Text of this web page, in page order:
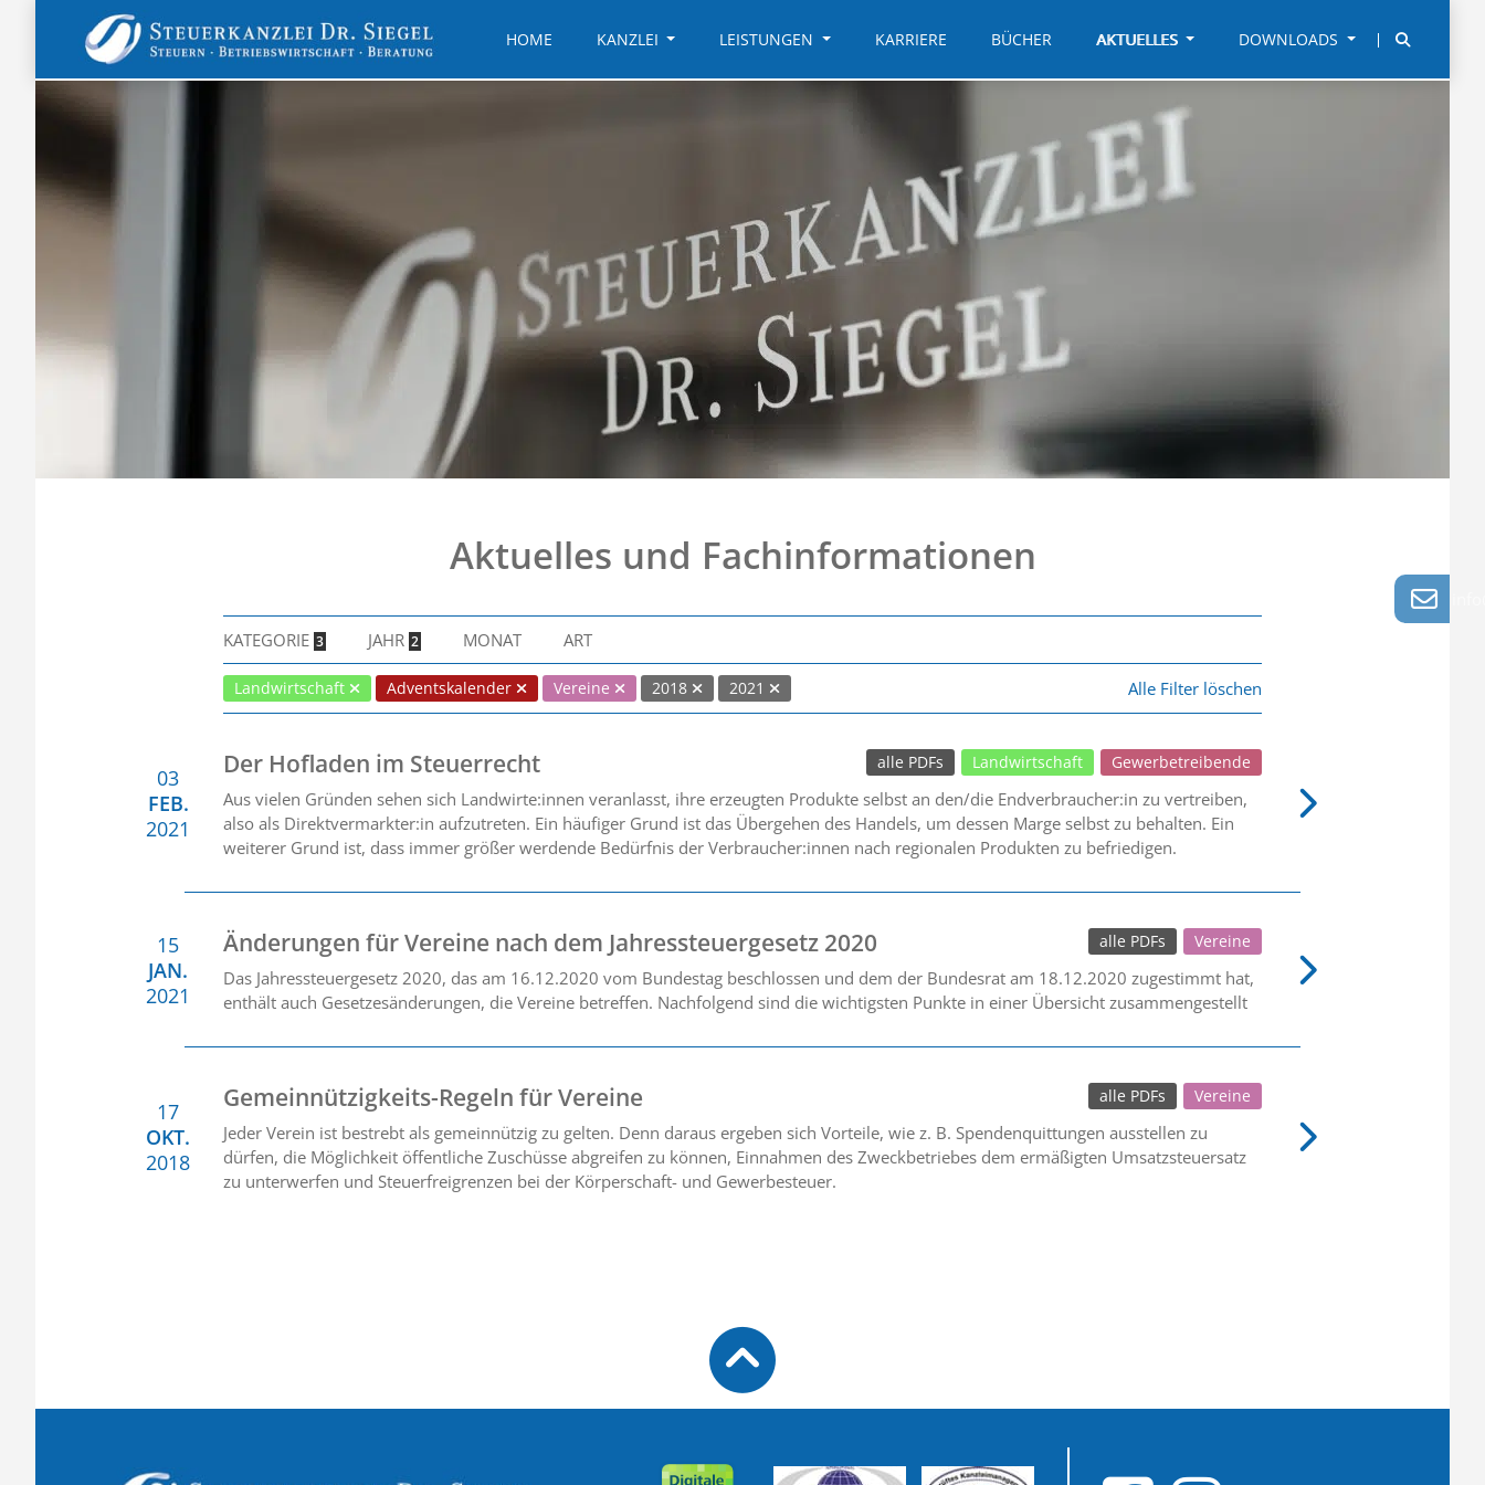
HOME KANZLEI LEISTUNGEN KARRIERE BÜCHER AKTUELLES DOWNLOADS
Aktuelles und Fachinformationen
KATEGORIE 3 JAHR 2 MONAT ART
Landwirtschaft Adventskalender Vereine 2018 2021 Alle Filter löschen
03
FEB.
2021
Der Hofladen im Steuerrecht Gewerbetreibende
Landwirtschaft
alle PDFs
Aus vielen Gründen sehen sich Landwirte:innen veranlasst, ihre erzeugten Produkte selbst an den/die Endverbraucher:in zu vertreiben,
also als Direktvermarkter:in aufzutreten. Ein häufiger Grund ist das Übergehen des Handels, um dessen Marge selbst zu behalten. Ein
weiterer Grund ist, dass immer größer werdende Bedürfnis der Verbraucher:innen nach regionalen Produkten zu befriedigen.
15
JAN.
2021
Änderungen für Vereine nach dem Jahressteuergesetz 2020 Vereine
alle PDFs
Das Jahressteuergesetz 2020, das am 16.12.2020 vom Bundestag beschlossen und dem der Bundesrat am 18.12.2020 zugestimmt hat,
enthält auch Gesetzesänderungen, die Vereine betreffen. Nachfolgend sind die wichtigsten Punkte in einer Übersicht zusammengestellt
17
OKT.
2018
Gemeinnützigkeits-Regeln für Vereine Vereine
alle PDFs
Jeder Verein ist bestrebt als gemeinnützig zu gelten. Denn daraus ergeben sich Vorteile, wie z. B. Spendenquittungen ausstellen zu
dürfen, die Möglichkeit öffentliche Zuschüsse abgreifen zu können, Einnahmen des Zweckbetriebes dem ermäßigten Umsatzsteuersatz
zu unterwerfen und Steuerfreigrenzen bei der Körperschaft- und Gewerbesteuer.